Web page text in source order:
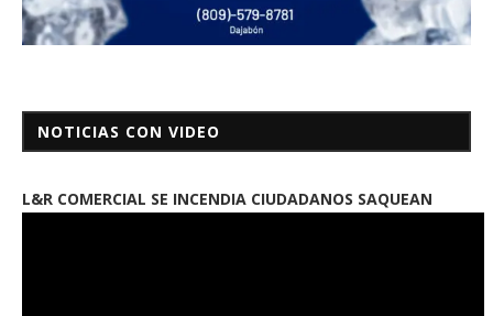
NOTICIAS CON VIDEO
L&R COMERCIAL SE INCENDIA CIUDADANOS SAQUEAN